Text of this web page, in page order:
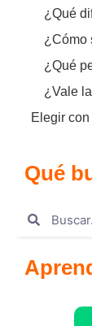
Qué